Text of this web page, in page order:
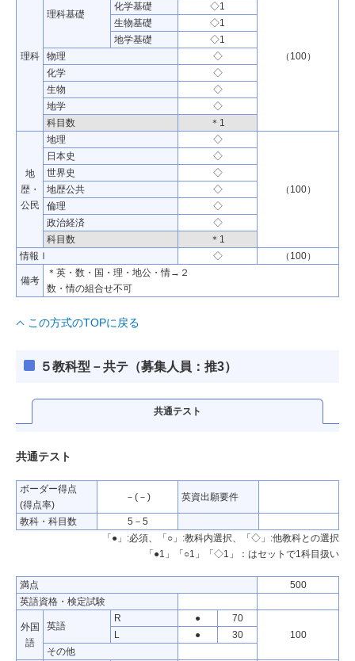
理科
理科基礎
（100）
化学基礎
◇1
生物基礎
◇1
地学基礎
◇1
物理
◇
化学
◇
生物
◇
地学
◇
科目数
＊1
地
歴・
公民
地理 ◇
（100）
日本史
◇
世界史
◇
地歴公共
◇
倫理
◇
政治経済
◇
科目数
＊1
情報Ⅰ
◇ （100）
備考
＊英・数・国・理・地公・情→２
数・情の組合せ不可
この方式のTOPに戻る
５教科型－共テ（募集人員：推3）
共通テスト
共通テスト
ボーダー得点
(得点率)
－(－) 英資出願要件
教科・科目数
5－5
「●」:必須、「○」:教科内選択、「◇」:他教科との選択
「●1」「○1」「◇1」：はセットで1科目扱い
満点
500
英語資格・検定試験
外国
語
英語
R ●
70
100
L ●
30
その他